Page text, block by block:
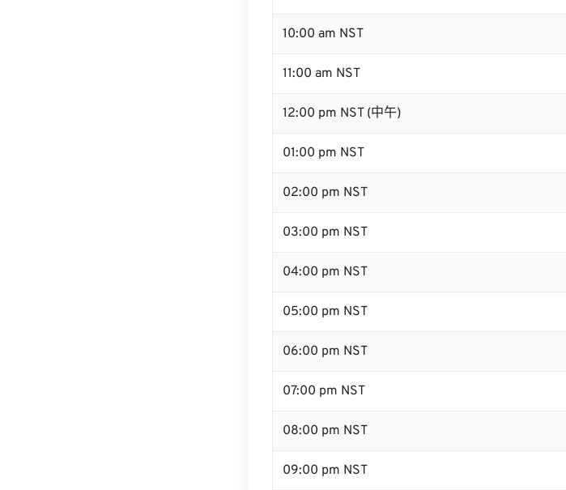
10:00 am NST
11:00 am NST
12:00 pm NST (中午)
01:00 pm NST
02:00 pm NST
03:00 pm NST
04:00 pm NST
05:00 pm NST
06:00 pm NST
07:00 pm NST
08:00 pm NST
09:00 pm NST